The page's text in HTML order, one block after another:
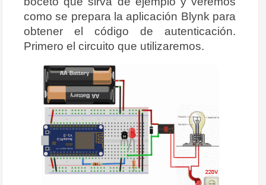
como se prepara la aplicación Blynk para
obtener el código de autenticación.
Primero el circuito que utilizaremos.